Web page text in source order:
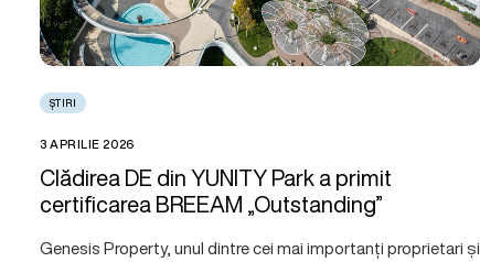
ȘTIRI
3 APRILIE 2026
Clădirea DE din YUNITY Park a primit
certificarea BREEAM „Outstanding”
Genesis Property, unul dintre cei mai importanți proprietari și